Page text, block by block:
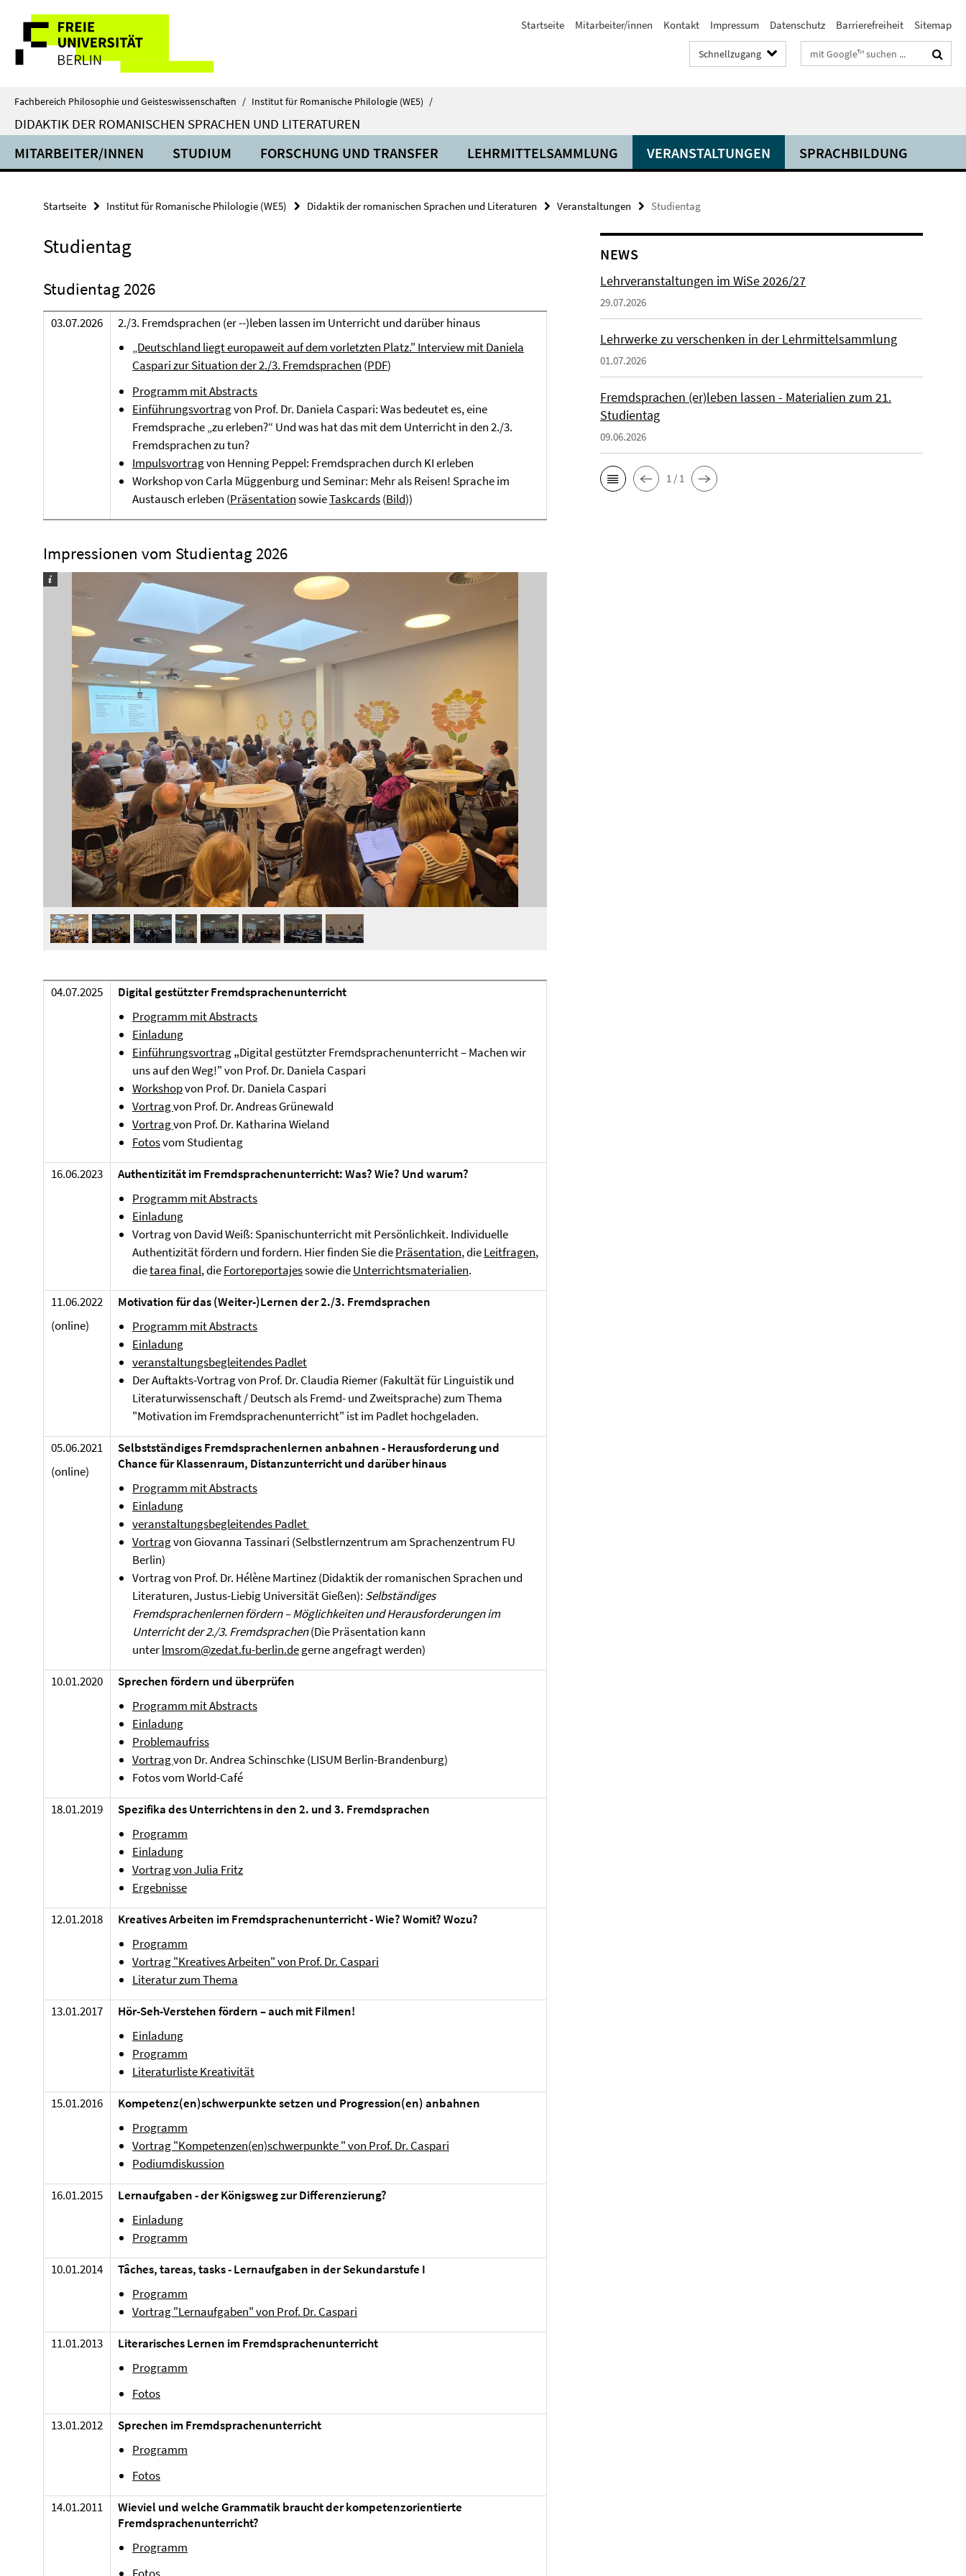
direkt
Inhalt
Service-
Navigation
Startseite Mitarbeiter/innen Kontakt Impressum Datenschutz Barrierefreiheit Sitemap
Schnellzugang Suchbegriffe
Fachbereich Philosophie und Geisteswissenschaften / Institut für Romanische Philologie (WE5) /
DIDAKTIK DER ROMANISCHEN SPRACHEN UND LITERATUREN
MITARBEITER/INNEN STUDIUM FORSCHUNG UND TRANSFER LEHRMITTELSAMMLUNG VERANSTALTUNGEN SPRACHBILDUNG
Startseite Institut für Romanische Philologie (WE5) Didaktik der romanischen Sprachen und Literaturen Veranstaltungen Studientag
Studientag
Studientag 2026
03.07.2026
2./3. Fremdsprachen (er --)leben lassen im Unterricht und darüber hinaus
„Deutschland liegt europaweit auf dem vorletzten Platz." Interview mit Daniela
Caspari zur Situation der 2./3. Fremdsprachen (PDF)
Programm mit Abstracts
Einführungsvortragvon Prof. Dr. Daniela Caspari: Was bedeutet es, eine
Fremdsprache „zu erleben?“ Und was hat das mit dem Unterricht in den 2./3.
Fremdsprachen zu tun?
Impulsvortragvon Henning Peppel: Fremdsprachen durch KI erleben
Workshop von Carla Müggenburg und Seminar: Mehr als Reisen! Sprache im
Austausch erleben (PräsentationsowieTaskcards(Bild))
Impressionen vom Studientag 2026
04.07.2025
Digital gestützter Fremdsprachenunterricht
Programm mit Abstracts
Einladung
Einführungsvortrag„Digital gestützter Fremdsprachenunterricht – Machen wir
uns auf den Weg!" von Prof. Dr. Daniela Caspari
Workshopvon Prof. Dr. Daniela Caspari
Vortragvon Prof. Dr. Andreas Grünewald
Vortragvon Prof. Dr. Katharina Wieland
Fotosvom Studientag
16.06.2023
Authentizität im Fremdsprachenunterricht: Was? Wie? Und warum?
Programm mit Abstracts
Einladung
Vortrag von David Weiß: Spanischunterricht mit Persönlichkeit. Individuelle
Authentizität fördern und fordern. Hier finden Sie diePräsentation, dieLeitfragen,
dietarea final, dieFortoreportajessowie dieUnterrichtsmaterialien.
11.06.2022
(online)
Motivation für das (Weiter-)Lernen der 2./3. Fremdsprachen
Programm mit Abstracts
Einladung
veranstaltungsbegleitendes Padlet
Der Auftakts-Vortrag von Prof. Dr. Claudia Riemer (Fakultät für Linguistik und
Literaturwissenschaft / Deutsch als Fremd- und Zweitsprache) zum Thema
"Motivation im Fremdsprachenunterricht" ist im Padlet hochgeladen.
05.06.2021
(online)
Selbstständiges Fremdsprachenlernen anbahnen - Herausforderung und
Chance für Klassenraum, Distanzunterricht und darüber hinaus
Programm mit Abstracts
Einladung
veranstaltungsbegleitendes Padlet
Vortragvon Giovanna Tassinari (Selbstlernzentrum am Sprachenzentrum FU
Berlin)
Vortrag von Prof. Dr. Hélène Martinez (Didaktik der romanischen Sprachen und
Literaturen, Justus-Liebig Universität Gießen): Selbständiges
Fremdsprachenlernen fördern –Möglichkeiten und Herausforderungen im
Unterricht der 2./3. Fremdsprachen(Die Präsentation kann
unterlmsrom@zedat.fu-berlin.degerne angefragt werden)
10.01.2020
Sprechen fördern und überprüfen
Programm mit Abstracts
Einladung
Problemaufriss
Vortragvon Dr. Andrea Schinschke (LISUM Berlin-Brandenburg)
Fotos vom World-Café
18.01.2019
Spezifika des Unterrichtens in den 2. und 3. Fremdsprachen
Programm
Einladung
Vortrag von Julia Fritz
Ergebnisse
12.01.2018
Kreatives Arbeiten im Fremdsprachenunterricht - Wie? Womit? Wozu?
Programm
Vortrag "Kreatives Arbeiten" von Prof. Dr. Caspari
Literatur zum Thema
13.01.2017
Hör-Seh-Verstehen fördern – auch mit Filmen!
Einladung
Programm
Literaturliste Kreativität
15.01.2016
Kompetenz(en)schwerpunkte setzen und Progression(en) anbahnen
Programm
Vortrag "Kompetenzen(en)schwerpunkte " von Prof. Dr. Caspari
Podiumdiskussion
16.01.2015
Lernaufgaben - der Königsweg zur Differenzierung?
Einladung
Programm
10.01.2014
Tâches, tareas, tasks - Lernaufgaben in der Sekundarstufe I
Programm
Vortrag "Lernaufgaben" von Prof. Dr. Caspari
11.01.2013
Literarisches Lernen im Fremdsprachenunterricht
Programm
Fotos
13.01.2012
Sprechen im Fremdsprachenunterricht
Programm
Fotos
14.01.2011
Wieviel und welche Grammatik braucht der kompetenzorientierte
Fremdsprachenunterricht?
Programm
NEWS
Lehrveranstaltungen im WiSe 2026/27
29.07.2026
Lehrwerke zu verschenken in der Lehrmittelsammlung
01.07.2026
Fremdsprachen (er)leben lassen - Materialien zum 21.
Studientag
09.06.2026
1 / 1